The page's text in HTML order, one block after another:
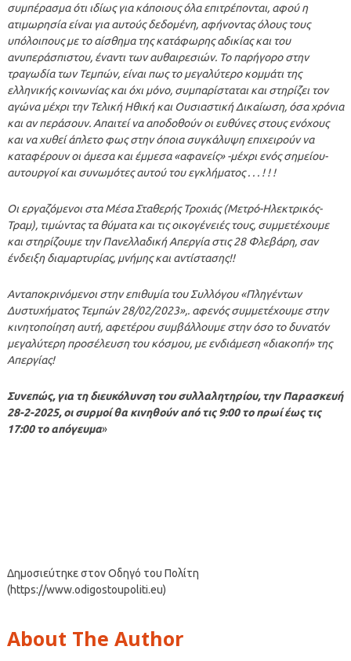
συμπέρασμα ότι ιδίως για κάποιους όλα επιτρέπονται, αφού η
ατιμωρησία είναι για αυτούς δεδομένη, αφήνοντας όλους τους
υπόλοιπους με το αίσθημα της κατάφωρης αδικίας και του
ανυπεράσπιστου, έναντι των αυθαιρεσιών. Το παρήγορο στην
τραγωδία των Τεμπών, είναι πως το μεγαλύτερο κομμάτι της
ελληνικής κοινωνίας και όχι μόνο, συμπαρίσταται και στηρίζει τον
αγώνα μέχρι την Τελική Ηθική και Ουσιαστική Δικαίωση, όσα χρόνια
και αν περάσουν. Απαιτεί να αποδοθούν οι ευθύνες στους ενόχους
και να χυθεί άπλετο φως στην όποια συγκάλυψη επιχειρούν να
καταφέρουν οι άμεσα και έμμεσα «αφανείς» -μέχρι ενός σημείου-
αυτουργοί και συνωμότες αυτού του εγκλήματος . . . ! ! !
Οι εργαζόμενοι στα Μέσα Σταθερής Τροχιάς (Μετρό-Ηλεκτρικός-
Τραμ), τιμώντας τα θύματα και τις οικογένειές τους, συμμετέχουμε
και στηρίζουμε την Πανελλαδική Απεργία στις 28 Φλεβάρη, σαν
ένδειξη διαμαρτυρίας, μνήμης και αντίστασης!!
Ανταποκρινόμενοι στην επιθυμία του Συλλόγου «Πληγέντων
Δυστυχήματος Τεμπών 28/02/2023»,. αφενός συμμετέχουμε στην
κινητοποίηση αυτή, αφετέρου συμβάλλουμε στην όσο το δυνατόν
μεγαλύτερη προσέλευση του κόσμου, με ενδιάμεση «διακοπή» της
Απεργίας!
Συνεπώς, για τη διευκόλυνση του συλλαλητηρίου, την Παρασκευή
28-2-2025, οι συρμοί θα κινηθούν από τις 9:00 το πρωί έως τις
17:00 το απόγευμα»
Δημοσιεύτηκε στον Οδηγό του Πολίτη
(https://www.odigostoupoliti.eu)
About The Author